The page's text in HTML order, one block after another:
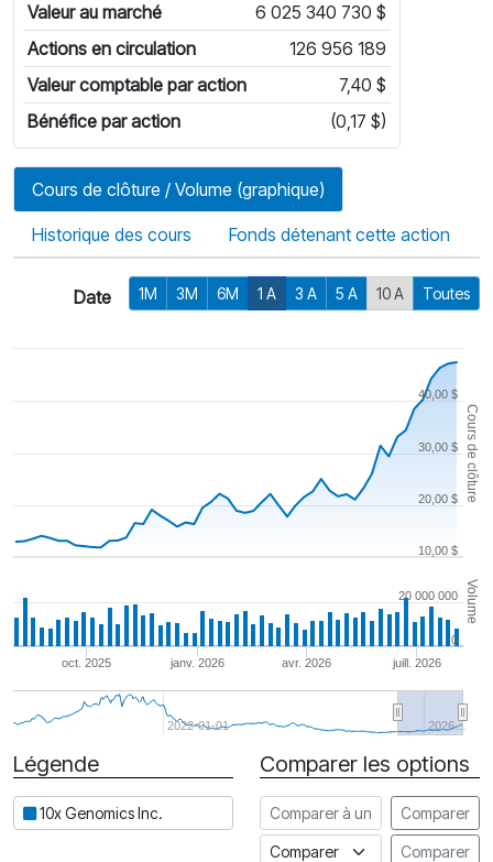
Valeur au marché
6 025 340 730 $
Actions en circulation
126 956 189
Valeur comptable par action
7,40 $
Bénéfice par action
(0,17 $)
Cours de clôture / Volume (graphique)
Historique des cours Fonds détenant cette action
Date 1M 3M 6M 1 A 3 A 5 A 10 A Toutes
Cours de clôture
Volume
janv. 2026
oct. 2025 avr. 2026 juill. 2026
2022-01-01 2026…
10,00 $
20,00 $
30,00 $
40,00 $
0
20 000 000
Date
Légende
10x Genomics Inc.
Comparer les options
Comparer à une autre action
Comparer
Comparer à un indiceComparer